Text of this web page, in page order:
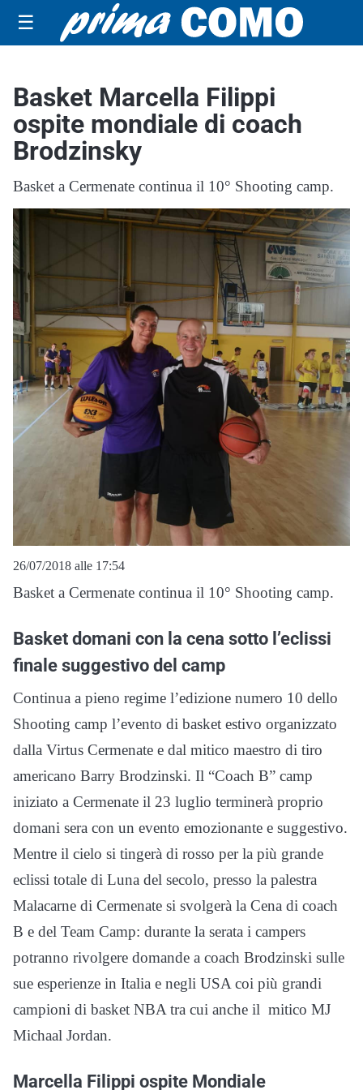
☰
Basket Marcella Filippi
ospite mondiale di coach
Brodzinsky
Basket a Cermenate continua il 10° Shooting camp.
26/07/2018 alle 17:54
Basket a Cermenate continua il 10° Shooting camp.
Basket domani con la cena sotto l’eclissi
finale suggestivo del camp
Continua a pieno regime l’edizione numero 10 dello
Shooting camp l’evento di basket estivo organizzato
dalla Virtus Cermenate e dal mitico maestro di tiro
americano Barry Brodzinski. Il “Coach B” camp
iniziato a Cermenate il 23 luglio terminerà proprio
domani sera con un evento emozionante e suggestivo.
Mentre il cielo si tingerà di rosso per la più grande
eclissi totale di Luna del secolo, presso la palestra
Malacarne di Cermenate si svolgerà la Cena di coach
B e del Team Camp: durante la serata i campers
potranno rivolgere domande a coach Brodzinski sulle
sue esperienze in Italia e negli USA coi più grandi
campioni di basket NBA tra cui anche il mitico MJ
Michaal Jordan.
Marcella Filippi ospite Mondiale